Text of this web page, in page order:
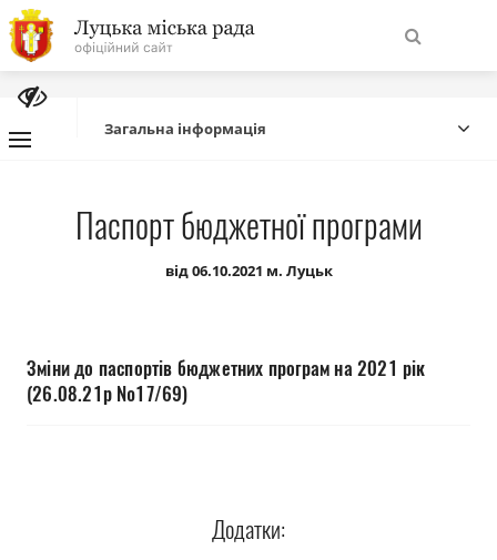
На
головну
сайту
Про місто
Міська влада
Прозорість влади
Загальна інформація
Паспорт бюджетної програми
від 06.10.2021 м. Луцьк
Зміни до паспортів бюджетних програм на 2021 рік
(26.08.21р №17/69)
Додатки: